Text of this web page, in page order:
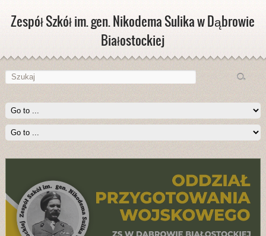
Zespół Szkół im. gen. Nikodema Sulika w Dąbrowie
Białostockiej